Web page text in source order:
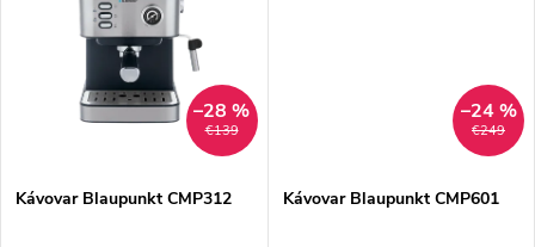
€139
–28 %
Kávovar Blaupunkt CMP312
€249
–24 %
Kávovar Blaupunkt CMP601